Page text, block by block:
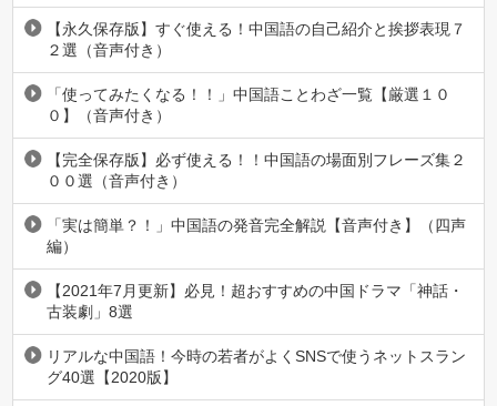
【永久保存版】すぐ使える！中国語の自己紹介と挨拶表現７
２選（音声付き）
「使ってみたくなる！！」中国語ことわざ一覧【厳選１０
０】（音声付き）
【完全保存版】必ず使える！！中国語の場面別フレーズ集２
００選（音声付き）
「実は簡単？！」中国語の発音完全解説【音声付き】（四声
編）
【2021年7月更新】必見！超おすすめの中国ドラマ「神話・
古装劇」8選
リアルな中国語！今時の若者がよくSNSで使うネットスラン
グ40選【2020版】